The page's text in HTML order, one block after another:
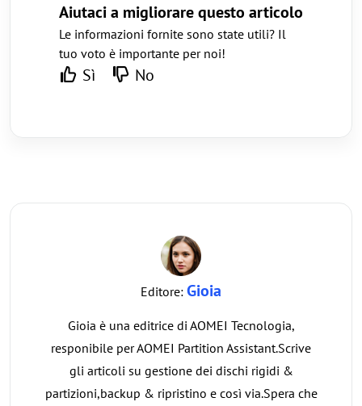
Aiutaci a migliorare questo articolo
Le informazioni fornite sono state utili? Il
tuo voto è importante per noi!
Sì No
Editore: Gioia
Gioia è una editrice di AOMEI Tecnologia,
responibile per AOMEI Partition Assistant.Scrive
gli articoli su gestione dei dischi rigidi &
partizioni,backup & ripristino e così via.Spera che